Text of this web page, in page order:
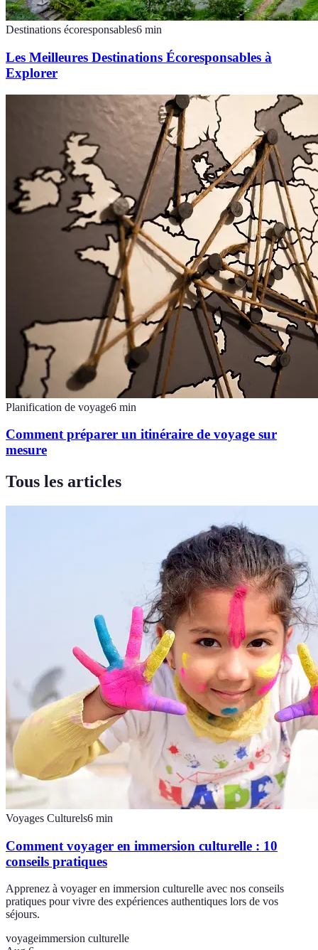
Destinations écoresponsables6 min
Les Meilleures Destinations Écoresponsables à
Explorer
Planification de voyage6 min
Comment préparer un itinéraire de voyage sur
mesure
Tous les articles
Voyages Culturels6 min
Comment voyager en immersion culturelle : 10
conseils pratiques
Apprenez à voyager en immersion culturelle avec nos conseils
pratiques pour vivre des expériences authentiques lors de vos
séjours.
voyageimmersion culturelle